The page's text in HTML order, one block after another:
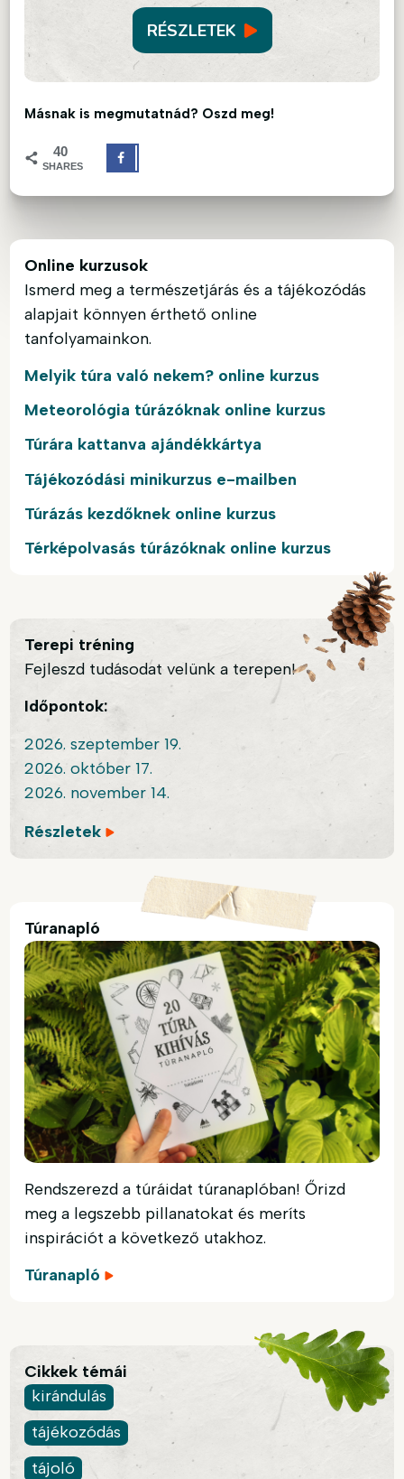
RÉSZLETEK
Másnak is megmutatnád? Oszd meg!
40
SHARES
Online kurzusok
Ismerd meg a természetjárás és a tájékozódás
alapjait könnyen érthető online
tanfolyamainkon.
Melyik túra való nekem? online kurzus
Meteorológia túrázóknak online kurzus
Túrára kattanva ajándékkártya
Tájékozódási minikurzus e-mailben
Túrázás kezdőknek online kurzus
Térképolvasás túrázóknak online kurzus
Terepi tréning
Fejleszd tudásodat velünk a terepen!
Időpontok:
2026. szeptember 19.
2026. október 17.
2026. november 14.
Részletek
Túranapló
Rendszerezd a túráidat túranaplóban! Őrizd
meg a legszebb pillanatokat és meríts
inspirációt a következő utakhoz.
Túranapló
Cikkek témái
kirándulás
tájékozódás
tájoló